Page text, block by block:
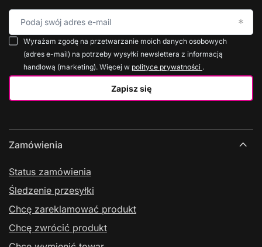
Podaj swój adres e-mail
Zapisz się
Wyrażam zgodę na przetwarzanie moich danych osobowych
(adres e-mail) na potrzeby wysyłki newslettera z informacją
handlową (marketing). Więcej w polityce prywatności .
Zamówienia
Status zamówienia
Śledzenie przesyłki
Chcę zareklamować produkt
Chcę zwrócić produkt